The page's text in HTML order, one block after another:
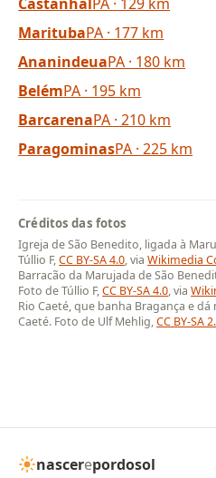
MaritubaPA · 177 km
AnanindeuaPA · 180 km
BelémPA · 195 km
BarcarenaPA · 210 km
ParagominasPA · 225 km
Créditos das fotos
Igreja de São Benedito, ligada à
Túllio F,CC BY-SA 4.0, viaWikimedia
Barracão da Marujada de São
Foto de Túllio F,CC BY-SA 4.0, via
Rio Caeté, que banha Bragança e
Caeté. Foto de Ulf Mehlig,CC BY-SA
nascerepordosol